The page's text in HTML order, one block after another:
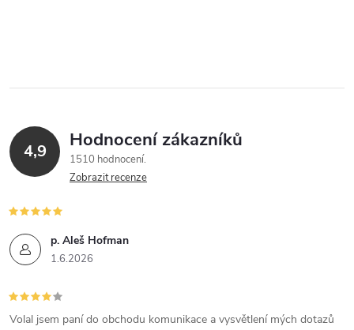
4,9 Hodnocení zákazníků
1510 hodnocení
Zobrazit recenze
p. Aleš Hofman
1.6.2026
Volal jsem paní do obchodu komunikace a vysvětlení mých dotazů